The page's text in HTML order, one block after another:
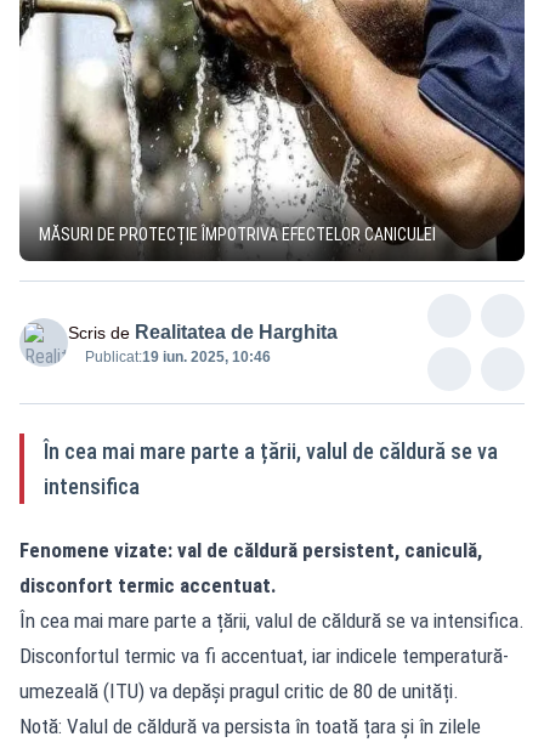
MĂSURI DE PROTECȚIE ÎMPOTRIVA EFECTELOR CANICULEI
Scris de Realitatea de Harghita
Publicat:19 iun. 2025, 10:46
În cea mai mare parte a țării, valul de căldură se va
intensifica
Fenomene vizate: val de căldură persistent, caniculă,
disconfort termic accentuat.
În cea mai mare parte a țării, valul de căldură se va intensifica.
Disconfortul termic va fi accentuat, iar indicele temperatură-
umezeală (ITU) va depăși pragul critic de 80 de unități.
Notă: Valul de căldură va persista în toată țara și în zilele